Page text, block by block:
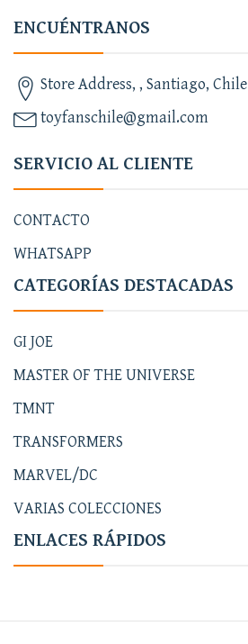
ENCUÉNTRANOS
Store Address, , Santiago, Chile
toyfanschile@gmail.com
SERVICIO AL CLIENTE
CONTACTO
WHATSAPP
CATEGORÍAS DESTACADAS
GI JOE
MASTER OF THE UNIVERSE
TMNT
TRANSFORMERS
MARVEL/DC
VARIAS COLECCIONES
ENLACES RÁPIDOS